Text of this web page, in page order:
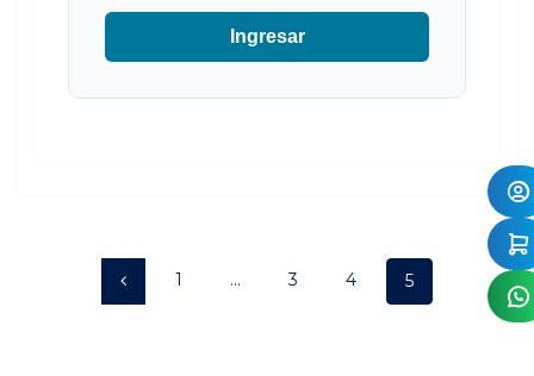
Ingresar
Posts
navigationPage
1 … Page
3 Page
4 Page
5